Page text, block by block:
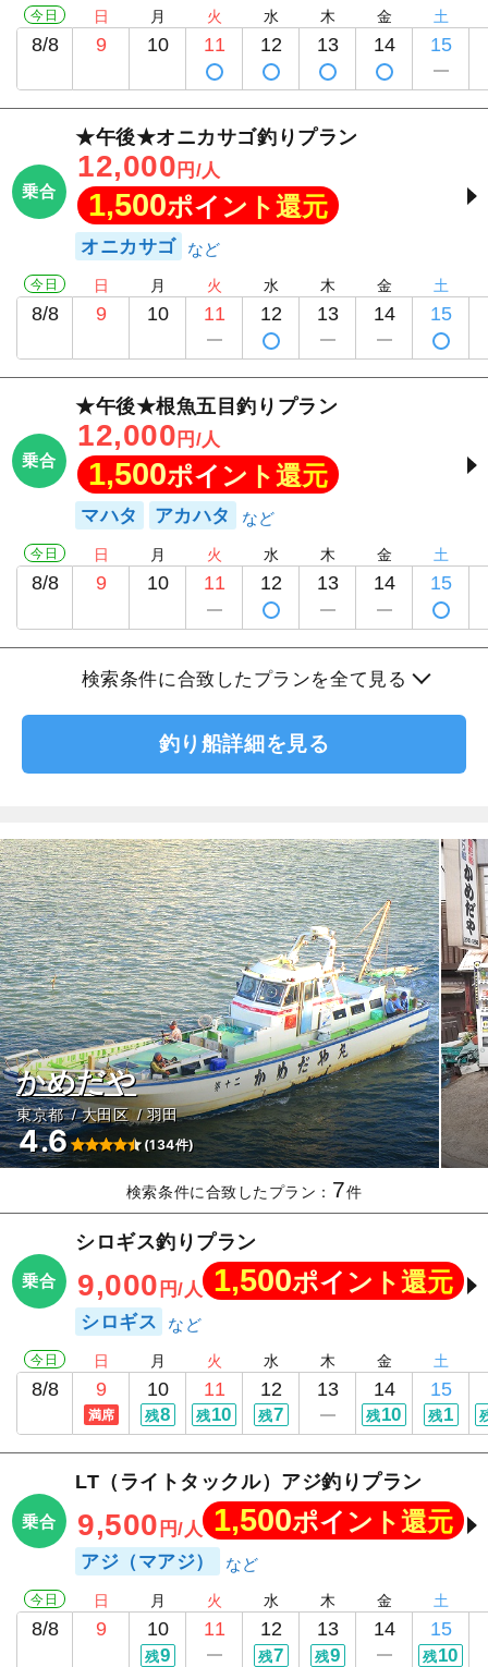
今日
8/8
日
9
月
10
火
11
水
12
木
13
金
14
土
15
乗合
★午後★オニカサゴ釣りプラン
12,000 円/人
1,500ポイント還元
オニカサゴ
今日
8/8
日
9
月
10
火
11
水
12
木
13
金
14
土
15
乗合
★午後★根魚五目釣りプラン
12,000 円/人
1,500ポイント還元
マハタ アカハタ
今日
8/8
日
9
月
10
火
11
水
12
木
13
金
14
土
15
検索条件に合致したプランを全て見る
釣り船詳細を見る
かめだや
東京都 大田区 羽田
4.6 (134件)
検索条件に合致したプラン： 7件
乗合
シロギス釣りプラン
9,000 円/人 1,500ポイント還元
シロギス
今日
8/8
日
9
満席
月
10
残8
火
11
残10
水
12
残7
木
13
金
14
残10
土
15
残1
乗合
LT（ライトタックル）アジ釣りプラン
9,500 円/人 1,500ポイント還元
アジ（マアジ）
今日
8/8
日
9
月
10
残9
火
11
水
12
残7
木
13
残9
金
14
土
15
残10